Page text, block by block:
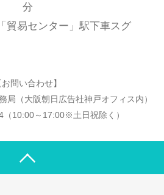
分
貿易センター」駅下車スグ
お問い合わせ】
局（大阪朝日広告社神戸オフィス内）
10:00～17:00※土日祝除く）